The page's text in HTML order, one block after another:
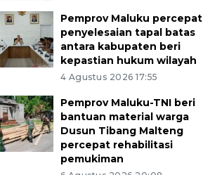
Pemprov Maluku percepat
penyelesaian tapal batas
antara kabupaten beri
kepastian hukum wilayah
4 Agustus 2026 17:55
Pemprov Maluku-TNI beri
bantuan material warga
Dusun Tibang Malteng
percepat rehabilitasi
pemukiman